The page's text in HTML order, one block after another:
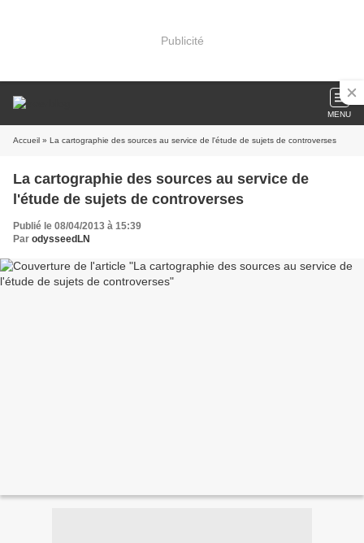
Publicité
MENU
Accueil » La cartographie des sources au service de l'étude de sujets de controverses
La cartographie des sources au service de
l'étude de sujets de controverses
Publié le 08/04/2013 à 15:39
Par odysseedLN